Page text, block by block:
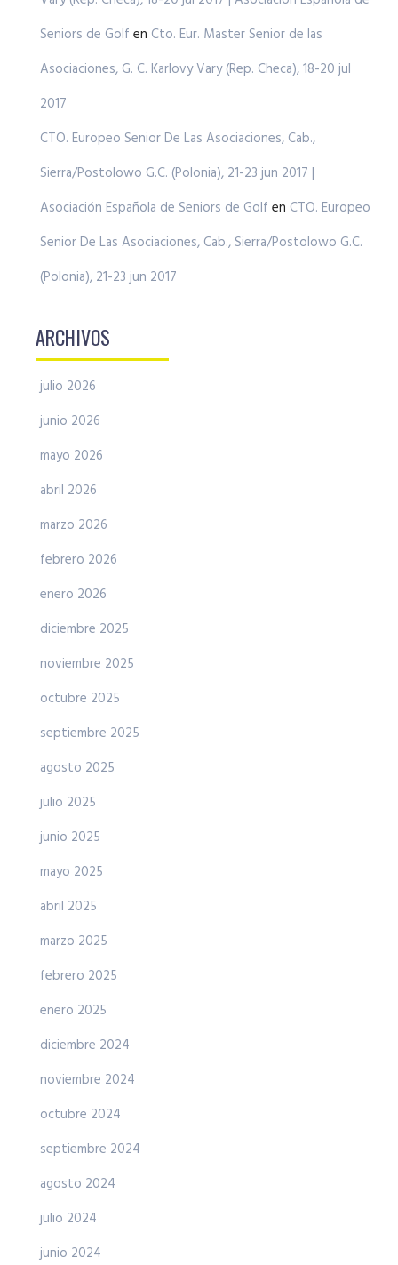
Seniors de Golf en Cto. Eur. Master Senior de las
Asociaciones, G. C. Karlovy Vary (Rep. Checa), 18-20 jul
2017
CTO. Europeo Senior De Las Asociaciones, Cab.,
Sierra/Postolowo G.C. (Polonia), 21-23 jun 2017 |
Asociación Española de Seniors de Golf en CTO. Europeo
Senior De Las Asociaciones, Cab., Sierra/Postolowo G.C.
(Polonia), 21-23 jun 2017
ARCHIVOS
julio 2026
junio 2026
mayo 2026
abril 2026
marzo 2026
febrero 2026
enero 2026
diciembre 2025
noviembre 2025
octubre 2025
septiembre 2025
agosto 2025
julio 2025
junio 2025
mayo 2025
abril 2025
marzo 2025
febrero 2025
enero 2025
diciembre 2024
noviembre 2024
octubre 2024
septiembre 2024
agosto 2024
julio 2024
junio 2024